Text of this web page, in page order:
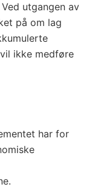
utgangen av
på om lag
ikke medføre
har for